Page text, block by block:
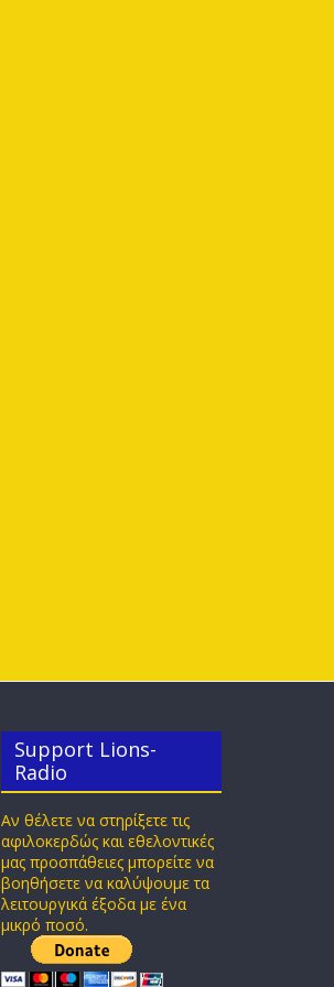
Support Lions-
Radio
Αν θέλετε να στηρίξετε τις
αφιλοκερδώς και εθελοντικές
μας προσπάθειες μπορείτε να
βοηθήσετε να καλύψουμε τα
λειτουργικά έξοδα με ένα
μικρό ποσό.